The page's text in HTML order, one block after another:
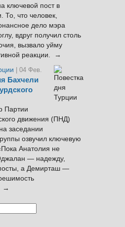
ключевой пост в
То, что человек,
дело мэра
вдруг получил столь
вызвало уйму
реакции. →
| 04 Фев.
Бахчели
Партии
движения (ПНД)
заседании
озвучил ключевую
Анатолия не
— надежду,
а Демирташ —
→